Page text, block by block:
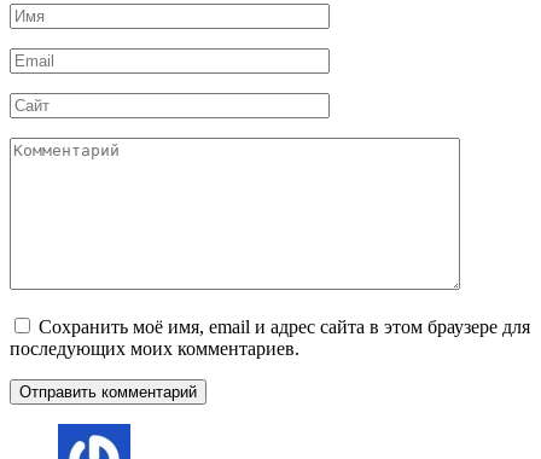
Имя
*
Email
*
Сайт
Комментарий
Сохранить моё имя, email и адрес сайта в этом браузере для
последующих моих комментариев.